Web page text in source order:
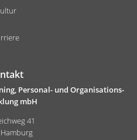
Personal- und Organisations-
mbH
41